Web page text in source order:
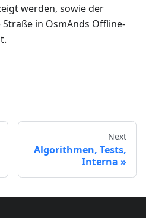
werden, sowie der
in OsmAnds Offline-
Next
Algorithmen, Tests,
Interna